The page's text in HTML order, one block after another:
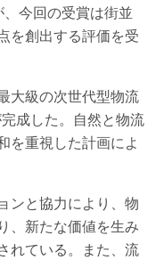
今回の受賞は街並
を創出する評価を受
大級の次世代型物流
成した。自然と物流
を重視した計画によ
ンと協力により、物
、新たな価値を生み
れている。また、流